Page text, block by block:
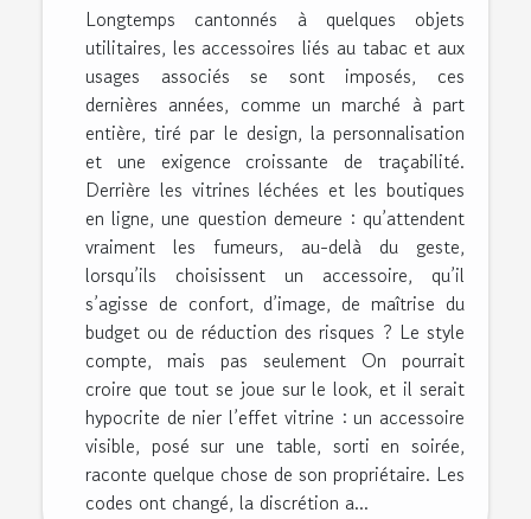
Longtemps cantonnés à quelques objets
utilitaires, les accessoires liés au tabac et aux
usages associés se sont imposés, ces
dernières années, comme un marché à part
entière, tiré par le design, la personnalisation
et une exigence croissante de traçabilité.
Derrière les vitrines léchées et les boutiques
en ligne, une question demeure : qu’attendent
vraiment les fumeurs, au-delà du geste,
lorsqu’ils choisissent un accessoire, qu’il
s’agisse de confort, d’image, de maîtrise du
budget ou de réduction des risques ? Le style
compte, mais pas seulement On pourrait
croire que tout se joue sur le look, et il serait
hypocrite de nier l’effet vitrine : un accessoire
visible, posé sur une table, sorti en soirée,
raconte quelque chose de son propriétaire. Les
codes ont changé, la discrétion a...